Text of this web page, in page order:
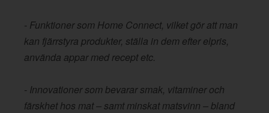
- Funktioner som Home Connect, vilket gör att man
kan fjärrstyra produkter, ställa in dem efter elpris,
använda appar med recept etc.
- Innovationer som bevarar smak, vitaminer och
färskhet hos mat – samt minskat matsvinn – bland